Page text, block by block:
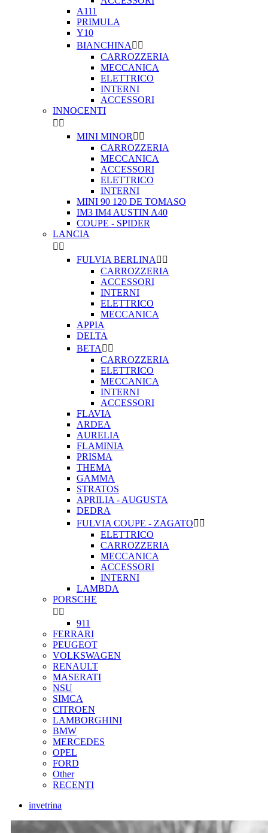
A111
PRIMULA
Y10
BIANCHINA  
CARROZZERIA
MECCANICA
ELETTRICO
INTERNI
ACCESSORI
INNOCENTI
 
MINI MINOR  
CARROZZERIA
MECCANICA
ACCESSORI
ELETTRICO
INTERNI
MINI 90 120 DE TOMASO
IM3 IM4 AUSTIN A40
COUPE - SPIDER
LANCIA
 
FULVIA BERLINA  
CARROZZERIA
ACCESSORI
INTERNI
ELETTRICO
MECCANICA
APPIA
DELTA
BETA  
CARROZZERIA
ELETTRICO
MECCANICA
INTERNI
ACCESSORI
FLAVIA
ARDEA
AURELIA
FLAMINIA
PRISMA
THEMA
GAMMA
STRATOS
APRILIA - AUGUSTA
DEDRA
FULVIA COUPE - ZAGATO 
ELETTRICO
CARROZZERIA
MECCANICA
ACCESSORI
INTERNI
LAMBDA
PORSCHE
 
911
FERRARI
PEUGEOT
VOLKSWAGEN
RENAULT
MASERATI
NSU
SIMCA
CITROEN
LAMBORGHINI
BMW
MERCEDES
OPEL
FORD
Other
RECENTI
invetrina